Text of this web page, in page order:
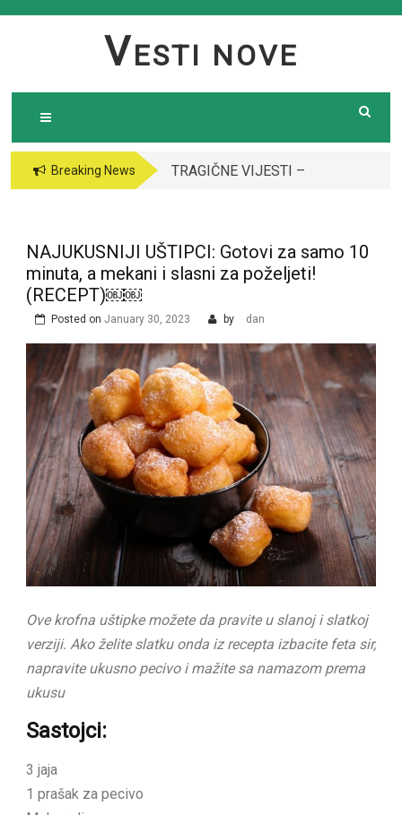
VESTI NOVE
Breaking News
TRAGIČNE VIJESTI –
ispred njene kuće￼￼
VODITELJICA
SRBIJU: Čekajte da
vidite kako danas
NAJUKUSNIJI UŠTIPCI: Gotovi za samo 10
minuta, a mekani i slasni za poželjeti!
(RECEPT)￼￼
Posted on January 30, 2023 by dan
Ove krofna uštipke možete da pravite u slanoj i slatkoj
verziji. Ako želite slatku onda iz recepta izbacite feta sir,
napravite ukusno pecivo i mažite sa namazom prema
ukusu
Sastojci:
3 jaja
1 prašak za pecivo